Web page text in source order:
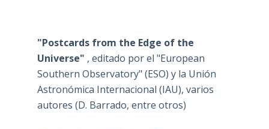
"Postcards from the Edge of the
Universe" , editado por el "European
Southern Observatory" (ESO) y la Unión
Astronómica Internacional (IAU), varios
autores (D. Barrado, entre otros)